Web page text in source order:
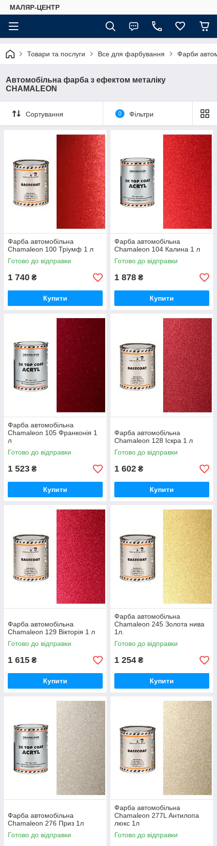
МАЛЯР-ЦЕНТР
Товари та послуги Все для фарбування Фарби
Автомобільна фарба з ефектом металіку
CHAMALEON
Сортування 0 Фільтри
Фарба автомобільна
Chamaleon 100 Тріумф 1 л
Готово до відправки
1 740 ₴
Купити
Фарба автомобільна
Chamaleon 104 Калина 1 л
Готово до відправки
1 878 ₴
Купити
Фарба автомобільна
Chamaleon 105 Франконія 1
л
Готово до відправки
1 523 ₴
Купити
Фарба автомобільна
Chamaleon 128 Іскра 1 л
Готово до відправки
1 602 ₴
Купити
Фарба автомобільна
Chamaleon 129 Вікторія 1 л
Готово до відправки
1 615 ₴
Купити
Фарба автомобільна
Chamaleon 245 Золота нива
1л.
Готово до відправки
1 254 ₴
Купити
Фарба автомобільна
Chamaleon 276 Приз 1л
Готово до відправки
Фарба автомобільна
Chamaleon 277L Антилопа
люкс 1л
Готово до відправки